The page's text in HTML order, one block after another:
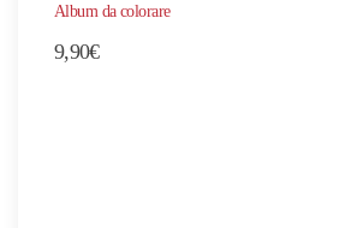
Album da colorare
9,90€